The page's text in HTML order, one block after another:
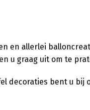
en allerlei
u graag uit om te
decoraties bent u bij